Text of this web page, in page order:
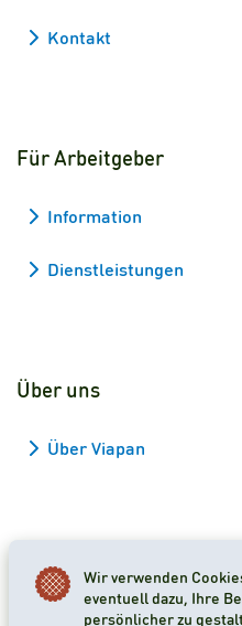
Kontakt
Für Arbeitgeber
Information
Dienstleistungen
Über uns
Über Viapan
2026 Viapan Dologidő Kft.
Wir verwenden
eventuell dazu, Ihre
persönlicher zu